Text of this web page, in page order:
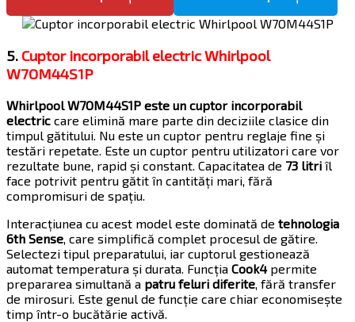
5. Cuptor incorporabil electric Whirlpool
W7OM44S1P
Whirlpool W7OM44S1P este un cuptor incorporabil
electric care elimină mare parte din deciziile clasice din
timpul gătitului. Nu este un cuptor pentru reglaje fine și
testări repetate. Este un cuptor pentru utilizatori care vor
rezultate bune, rapid și constant. Capacitatea de 73 litri îl
face potrivit pentru gătit în cantități mari, fără
compromisuri de spațiu.
Interacțiunea cu acest model este dominată de tehnologia
6th Sense , care simplifică complet procesul de gătire.
Selectezi tipul preparatului, iar cuptorul gestionează
automat temperatura și durata. Funcția Cook4permite
prepararea simultană a patru feluri diferite , fără transfer
de mirosuri. Este genul de funcție care chiar economisește
timp într-o bucătărie activă.